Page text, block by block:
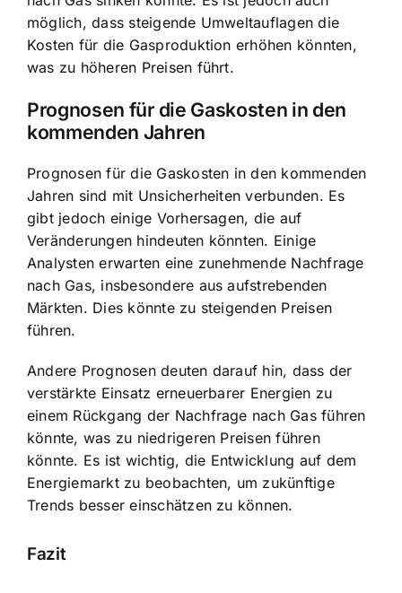
möglich, dass steigende Umweltauflagen die
Kosten für die Gasproduktion erhöhen könnten,
was zu höheren Preisen führt.
Prognosen für die Gaskosten in den
kommenden Jahren
Prognosen für die Gaskosten in den kommenden
Jahren sind mit Unsicherheiten verbunden. Es
gibt jedoch einige Vorhersagen, die auf
Veränderungen hindeuten könnten. Einige
Analysten erwarten eine zunehmende Nachfrage
nach Gas, insbesondere aus aufstrebenden
Märkten. Dies könnte zu steigenden Preisen
führen.
Andere Prognosen deuten darauf hin, dass der
verstärkte Einsatz erneuerbarer Energien zu
einem Rückgang der Nachfrage nach Gas führen
könnte, was zu niedrigeren Preisen führen
könnte. Es ist wichtig, die Entwicklung auf dem
Energiemarkt zu beobachten, um zukünftige
Trends besser einschätzen zu können.
Fazit